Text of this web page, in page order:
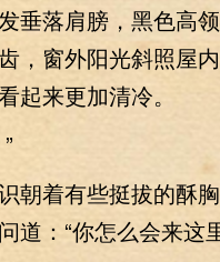
落肩膀，黑色高领
，窗外阳光斜照屋
起来更加清冷。
着有些挺拔的酥胸
道：“你怎么会来这